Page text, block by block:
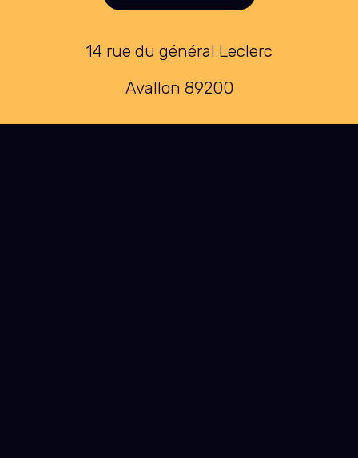
14 rue du général Leclerc
Avallon 89200